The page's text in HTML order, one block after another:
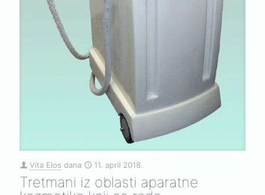
Vita Elos dana 11. april 2018.
Tretmani iz oblasti aparatne